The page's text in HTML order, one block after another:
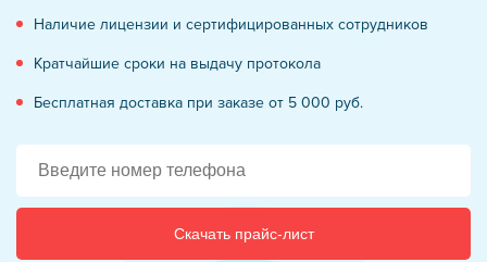
Наличие лицензии и сертифицированных сотрудников
Кратчайшие сроки на выдачу протокола
Бесплатная доставка при заказе от 5 000 руб.
Скачать прайс-лист